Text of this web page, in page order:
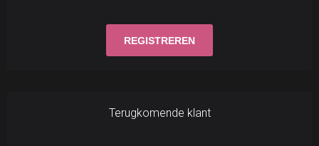
Terugkomende klant